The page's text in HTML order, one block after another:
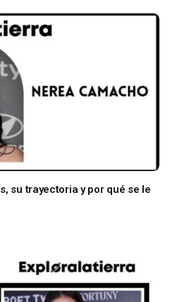
su trayectoria y por qué se le